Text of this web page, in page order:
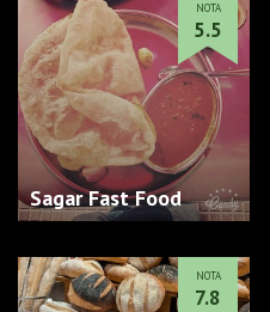
Sagar Fast Food
NOTA
5.5
NOTA
7.8